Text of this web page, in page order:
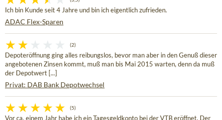
Ich bin Kunde seit 4 Jahre und bin ich eigentlich zufrieden.
ADAC Flex-Sparen
(2)
Depoteröffnung ging alles reibungslos, bevor man aber in den Genuß dieser
angebotenen Zinsen kommt, muß man bis Mai 2015 warten, denn da muß
der Depotwert [...]
Privat: DAB Bank Depotwechsel
(5)
Vor ca. einem Jahr habe ich ein Tagesgeldkonto bei der VTB eröffnet. Der